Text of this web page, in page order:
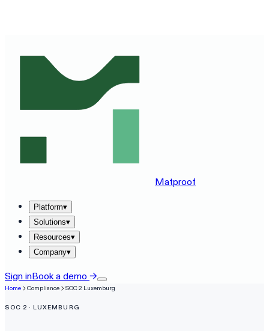
Matproof
Platform▾
Solutions▾
Resources▾
Company▾
Sign inBook a demo →
Home Compliance SOC 2 Luxemburg
SOC 2 ·LUXEMBURG